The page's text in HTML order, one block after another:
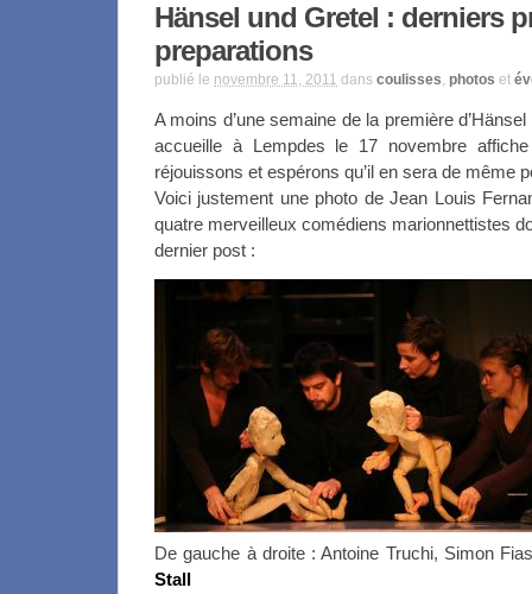
Hänsel und Gretel : derniers
preparations
publié le novembre 11, 2011 dans coulisses, photos et
A moins d’une semaine de la première
accueille à Lempdes le 17 novembre
réjouissons et espérons qu’il en sera de même
Voici justement une photo de Jean Louis
quatre merveilleux comédiens marionnettistes
dernier post :
De gauche à droite : Antoine Truchi, Simon
Stall